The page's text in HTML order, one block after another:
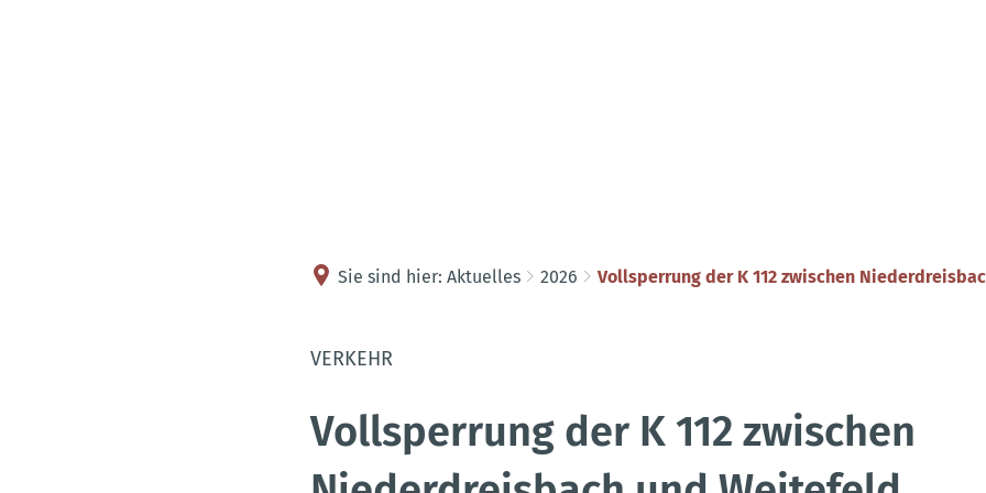
Sie sind hier: Aktuelles 2026 Vollsperrung der K 112 zwischen
VERKEHR
Vollsperrung der K 112 zwischen